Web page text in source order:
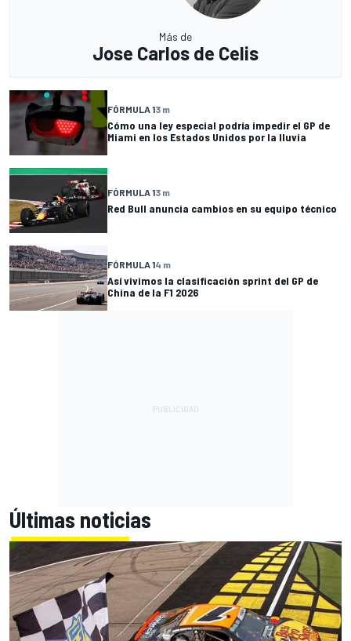
Más de
Jose Carlos de Celis
FÓRMULA 13 m
Cómo una ley especial podría impedir el GP de
Miami en los Estados Unidos por la lluvia
FÓRMULA 13 m
Red Bull anuncia cambios en su equipo técnico
FÓRMULA 14 m
Así vivimos la clasificación sprint del GP de
China de la F1 2026
Últimas noticias